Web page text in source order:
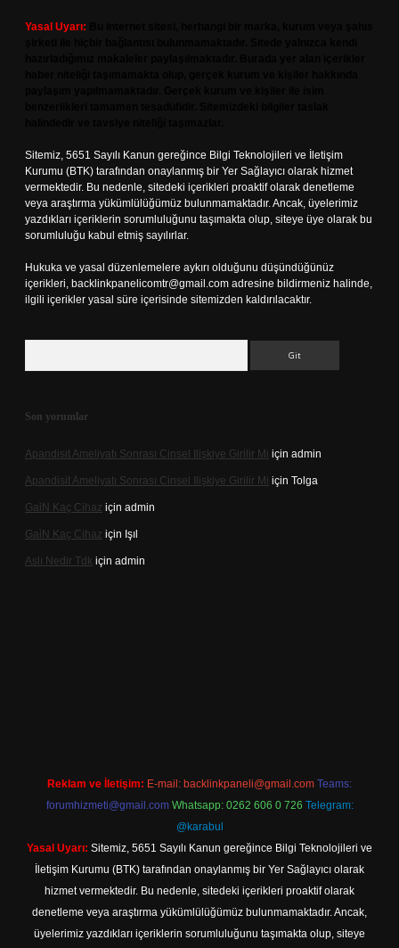
Yasal Uyarı:
Sitemiz, 5651 Sayılı Kanun gereğince Bilgi Teknolojileri ve İletişim
Kurumu (BTK) tarafından onaylanmış bir Yer Sağlayıcı olarak hizmet
vermektedir. Bu nedenle, sitedeki içerikleri proaktif olarak denetleme
veya araştırma yükümlülüğümüz bulunmamaktadır. Ancak, üyelerimiz
yazdıkları içeriklerin sorumluluğunu taşımakta olup, siteye üye olarak bu
sorumluluğu kabul etmiş sayılırlar.
Hukuka ve yasal düzenlemelere aykırı olduğunu düşündüğünüz
içerikleri, backlinkpanelicomtr@gmail.com adresine bildirmeniz halinde,
ilgili içerikler yasal süre içerisinde sitemizden kaldırılacaktır.
Son yorumlar
Apandisit Ameliyatı Sonrası Cinsel Ilişkiye Girilir Mi için admin
Apandisit Ameliyatı Sonrası Cinsel Ilişkiye Girilir Mi için Tolga
Gai̇N Kaç Cihaz için admin
Gai̇N Kaç Cihaz için Işıl
Aslı Nedir Tdk için admin
Reklam ve İletişim: E-mail: backlinkpaneli@gmail.com Teams:
forumhizmeti@gmail.com Whatsapp: 0262 606 0 726 Telegram:
@karabul
Yasal Uyarı: Sitemiz, 5651 Sayılı Kanun gereğince Bilgi Teknolojileri ve
İletişim Kurumu (BTK) tarafından onaylanmış bir Yer Sağlayıcı olarak
hizmet vermektedir. Bu nedenle, sitedeki içerikleri proaktif olarak
denetleme veya araştırma yükümlülüğümüz bulunmamaktadır. Ancak,
üyelerimiz yazdıkları içeriklerin sorumluluğunu taşımakta olup, siteye